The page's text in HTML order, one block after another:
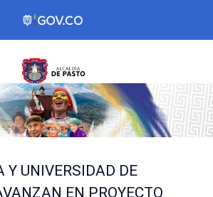
Y UNIVERSIDAD DE
EN PROYECTO